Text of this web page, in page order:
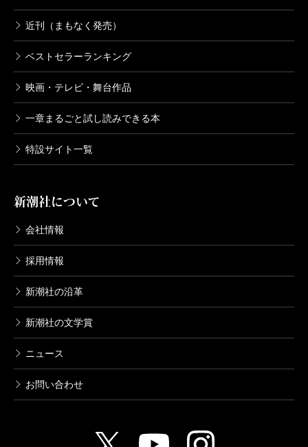
近刊（まもなく発売）
ベストセラーランキング
映画・テレビ・舞台作品
一章まるごと試し読みできる本
特設サイト一覧
新潮社について
会社情報
採用情報
新潮社の沿革
新潮社の文学賞
ニュース
お問い合わせ